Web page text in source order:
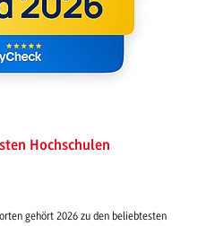
Hochschulen
gehört 2026 zu den beliebtesten